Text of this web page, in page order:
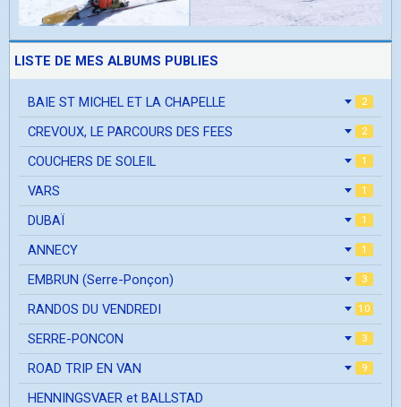
LISTE DE MES ALBUMS PUBLIES
BAIE ST MICHEL ET LA CHAPELLE 2
CREVOUX, LE PARCOURS DES FEES 2
COUCHERS DE SOLEIL 1
VARS 1
DUBAÏ 1
ANNECY 1
EMBRUN (Serre-Ponçon) 3
RANDOS DU VENDREDI 10
SERRE-PONCON 3
ROAD TRIP EN VAN 9
HENNINGSVAER et BALLSTAD